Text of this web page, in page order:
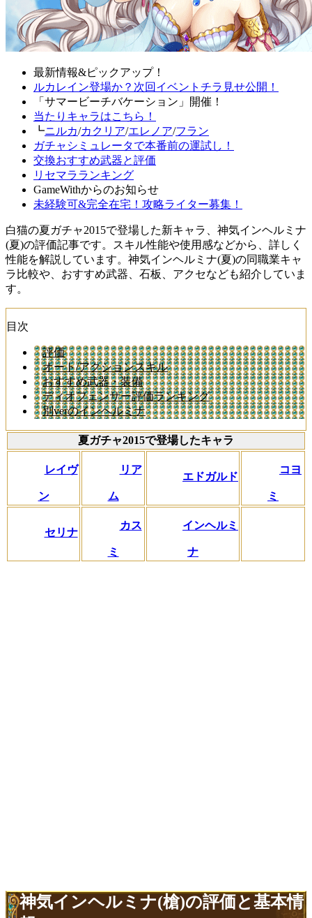
最新情報&ピックアップ！
ルカレイン登場か？次回イベントチラ見せ公開！
「サマービーチバケーション」開催！
当たりキャラはこちら！
┗ニルカ/カクリア/エレノア/フラン
ガチャシミュレータで本番前の運試し！
交換おすすめ武器と評価
リセマラランキング
GameWithからのお知らせ
未経験可&完全在宅！攻略ライター募集！
白猫の夏ガチャ2015で登場した新キャラ、神気インヘルミナ
(夏)の評価記事です。スキル性能や使用感などから、詳しく
性能を解説しています。神気インヘルミナ(夏)の同職業キャ
ラ比較や、おすすめ武器、石板、アクセなども紹介していま
す。
目次
評価
オート/アクションスキル
おすすめ武器・装備
ディオフェンサー評価ランキング
別verのインヘルミナ
夏ガチャ2015で登場したキャラ
レイヴ
ン
リア
ム
エドガルド
コヨ
ミ
セリナ
カス
ミ
インヘルミ
ナ
神気インヘルミナ(槍)の評価と基本情